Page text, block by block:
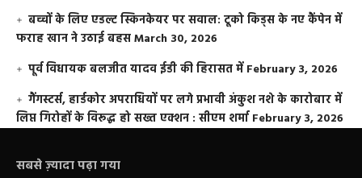
बच्चों के लिए एडल्ट स्किनकेयर पर सवाल: टूको किड्स के नए कैंपेन में
फराह खान ने उठाई बहसMarch 30, 2026
पूर्व विधायक बलजीत यादव ईडी की हिरासत में February 3, 2026
गैंगस्टर्स, हार्डकोर अपराधियों पर लगे प्रभावी अंकुश नशे के कारोबार में
लिप्त गिरोहों के विरूद्ध हो सख्त एक्शन : सीएम शर्मा February 3, 2026
सबसे ज़्यादा पढ़ा गया